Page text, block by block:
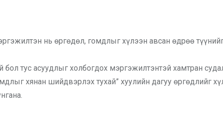
нь өргөдөл, гомдлыг хүлээн авсан өдрөө
тус асуудлыг холбогдох мэргэжилтэнтэй хамтран
хянан шийдвэрлэх тухай” хуулийн дагуу өргөдлийг